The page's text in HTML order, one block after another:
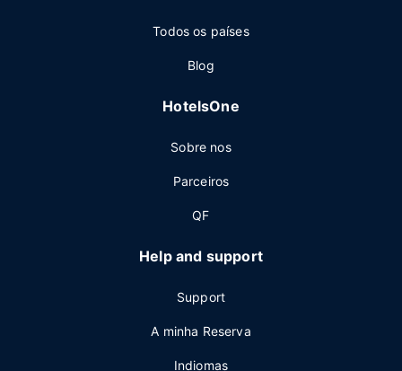
Todos os países
Blog
HotelsOne
Sobre nos
Parceiros
QF
Help and support
Support
A minha Reserva
Indiomas